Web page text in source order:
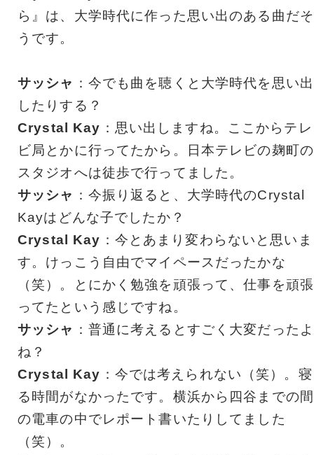
ら』は、大学時代に作った思い出のある曲だそ
うです。
サッシャ ：今でも曲を聴くと大学時代を思い出
したりする？
Crystal Kay ：思い出しますね。ここからテレ
ビ局とかに行ってたから。日本テレビの麹町の
スタジオへは徒歩で行ってました。
サッシャ ：今振り返ると、大学時代のCrystal
Kayはどんな子でしたか？
Crystal Kay ：今とあまり変わらないと思いま
す。けっこう自由でマイペースだったかな
（笑）。とにかく勉強を頑張って、仕事を頑張
ってたという感じですね。
サッシャ ：普通に考えるとすごく大変だったよ
ね？
Crystal Kay ：今では考えられない（笑）。寝
る時間がなかったです。横浜から四谷までの間
の電車の中でレポート書いたりしてました
（笑）。